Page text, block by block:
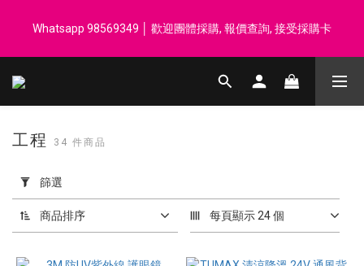
汗毛巾 韓國制 送完即止
Whatsapp 98569349 │ 歡迎團體採購, 報價查詢, 接受採購卡
登記會員享每$50回贈$1 │ 滿HK$899 送 N-rit Campack Towel 吸
用
篩
選
(0/20)
工程 34 件商品
篩選
商品排序 每頁顯示 24 個